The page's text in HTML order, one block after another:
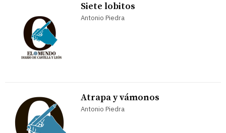
Siete lobitos
Antonio Piedra
Atrapa y vámonos
Antonio Piedra